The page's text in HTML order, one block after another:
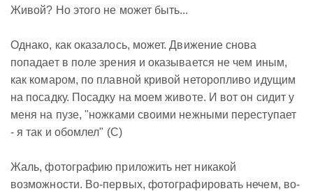
Живой? Но этого не может быть...
Однако, как оказалось, может. Движение снова
попадает в поле зрения и оказывается не чем иным,
как комаром, по плавной кривой неторопливо идущим
на посадку. Посадку на моем животе. И вот он сидит у
меня на пузе, "ножками своими нежными переступает
- я так и обомлел" (С)
Жаль, фотографию приложить нет никакой
возможности. Во-первых, фотографировать нечем, во-